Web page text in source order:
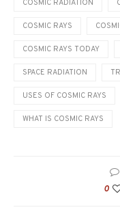
COSMIC RADIATION
COSMIC RAYS
COSMIC RAYS TODAY
SPACE RADIATION
USES OF COSMIC RAYS
WHAT IS COSMIC RAYS
0